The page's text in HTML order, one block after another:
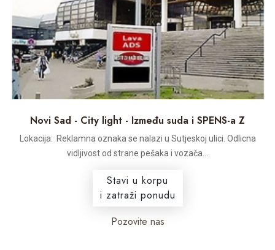
Novi Sad - City light - Između suda i SPENS-a Z
Lokacija: Reklamna oznaka se nalazi u Sutjeskoj ulici. Odlicna
vidljivost od strane pešaka i vozača...
Stavi u korpu
i zatraži ponudu
Pozovite nas